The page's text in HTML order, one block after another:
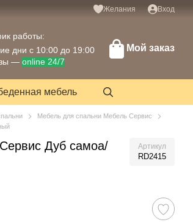
Желания Вход
работы:
дни с 10:00 до 19:00
— online 24/7
Мой заказ
мебель
Мебель для спальни Мебель Сервис
Дуб самоа/
Артикул
RD2415